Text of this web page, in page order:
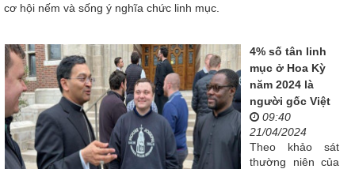
cơ hội nếm và sống ý nghĩa chức linh mục.
4% số tân linh
mục ở Hoa Kỳ
năm 2024 là
người gốc Việt
09:40
21/04/2024
Theo khảo sát
thường niên của